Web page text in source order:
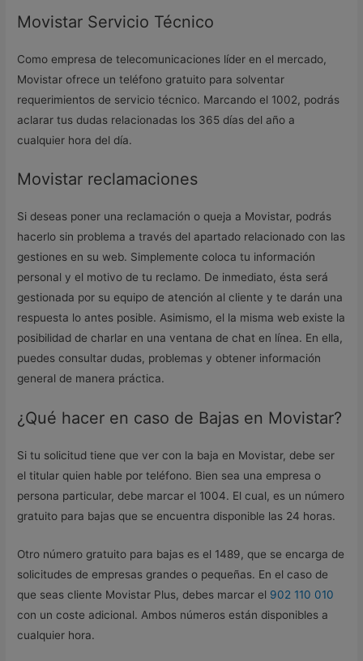
Movistar Servicio Técnico
Como empresa de telecomunicaciones líder en el mercado,
Movistar ofrece un teléfono gratuito para solventar
requerimientos de servicio técnico. Marcando el 1002, podrás
aclarar tus dudas relacionadas los 365 días del año a
cualquier hora del día.
Movistar reclamaciones
Si deseas poner una reclamación o queja a Movistar, podrás
hacerlo sin problema a través del apartado relacionado con las
gestiones en su web. Simplemente coloca tu información
personal y el motivo de tu reclamo. De inmediato, ésta será
gestionada por su equipo de atención al cliente y te darán una
respuesta lo antes posible. Asimismo, el la misma web existe la
posibilidad de charlar en una ventana de chat en línea. En ella,
puedes consultar dudas, problemas y obtener información
general de manera práctica.
¿Qué hacer en caso de Bajas en Movistar?
Si tu solicitud tiene que ver con la baja en Movistar, debe ser
el titular quien hable por teléfono. Bien sea una empresa o
persona particular, debe marcar el 1004. El cual, es un número
gratuito para bajas que se encuentra disponible las 24 horas.
Otro número gratuito para bajas es el 1489, que se encarga de
solicitudes de empresas grandes o pequeñas. En el caso de
que seas cliente Movistar Plus, debes marcar el 902 110 010
con un coste adicional. Ambos números están disponibles a
cualquier hora.